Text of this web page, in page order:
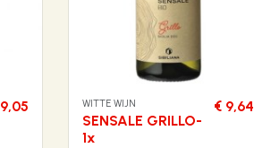
WITTE WIJN
SENSALE GRILLO-
1x
€ 9,64